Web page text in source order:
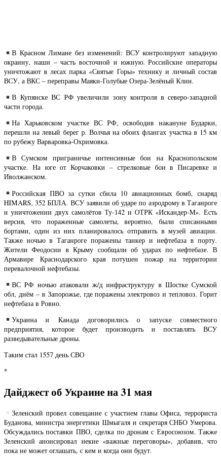
В Красном Лимане без изменений: ВСУ контролируют западную
окраину, наши – часть восточной и южную. Российские операторы
уничтожают в лесах парка «Святые Горы» технику и личный состав
ВСУ, а ВКС – переправы Маяки-Голубые Озера-Зелёный Клин.
В Купянске ВС РФ увеличили зону контроля в северо-западной
части города.
На Харьковском участке ВС РФ, освободив накануне Бударки,
перешли на левый берег р. Волчья на обоих флангах участка в 15 км
по рубежу Варваровка-Охримовка.
В Сумском приграничье интенсивные бои на Краснопольском
участке. На юге от Корчаковки – стрелковые бои в Писаревке и
Иволжанском.
Российская ПВО за сутки сбила 10 авиационных бомб, снаряд
HIMARS, 352 БПЛА. ВСУ заявили об ударе по аэродрому в Таганроге
и уничтожении двух самолётов Ту-142 и ОТРК «Искандер-М». Есть
версия, что пораженные самолеты, вероятно, были списанными
бортами, один из них планировалось отправить в музей авиации.
Также ночью в Таганроге поражены танкер и нефтебаза в порту.
Жители Феодосии в Крыму сообщали об ударах по нефтебазе. В
Армавире Краснодарского края потушен пожар на территории
перевалочной нефтебазы.
ВС РФ ночью атаковали ж/д инфраструктуру в Шостке Сумской
обл, днём – в Запорожье, где поражены электровоз и тепловоз. Горит
нефтебаза в Ровно.
Украина и Канада договорились о запуске совместного
предприятия, которое будет производить и поставлять ВСУ
разведывательные дроны.
Таким стал 1557 день СВО
*
Дайджест об Украине на 31 мая
Зеленский провел совещание с участием главы Офиса, террориста
Буданова, министра энергетики Шмыгаля и секретаря СНБО Умерова.
Обсуждались поставки ПВО, сделка по дронам с Евросоюзом. Также
Зеленский анонсировал некие «важные переговоры», добавив, что
пока не может оглашать, с кем и когда они будут.